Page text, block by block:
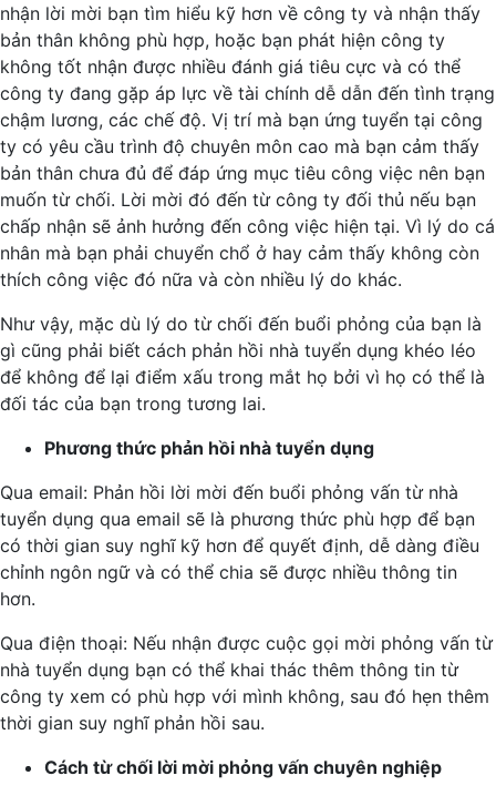
nhận lời mời bạn tìm hiểu kỹ hơn về công ty và nhận thấy
bản thân không phù hợp, hoặc bạn phát hiện công ty
không tốt nhận được nhiều đánh giá tiêu cực và có thể
công ty đang gặp áp lực về tài chính dễ dẫn đến tình trạng
chậm lương, các chế độ. Vị trí mà bạn ứng tuyển tại công
ty có yêu cầu trình độ chuyên môn cao mà bạn cảm thấy
bản thân chưa đủ để đáp ứng mục tiêu công việc nên bạn
muốn từ chối. Lời mời đó đến từ công ty đối thủ nếu bạn
chấp nhận sẽ ảnh hưởng đến công việc hiện tại. Vì lý do cá
nhân mà bạn phải chuyển chổ ở hay cảm thấy không còn
thích công việc đó nữa và còn nhiều lý do khác.
Như vậy, mặc dù lý do từ chối đến buổi phỏng của bạn là
gì cũng phải biết cách phản hồi nhà tuyển dụng khéo léo
để không để lại điểm xấu trong mắt họ bởi vì họ có thể là
đối tác của bạn trong tương lai.
Phương thức phản hồi nhà tuyển dụng
Qua email: Phản hồi lời mời đến buổi phỏng vấn từ nhà
tuyển dụng qua email sẽ là phương thức phù hợp để bạn
có thời gian suy nghĩ kỹ hơn để quyết định, dễ dàng điều
chỉnh ngôn ngữ và có thể chia sẽ được nhiều thông tin
hơn.
Qua điện thoại: Nếu nhận được cuộc gọi mời phỏng vấn từ
nhà tuyển dụng bạn có thể khai thác thêm thông tin từ
công ty xem có phù hợp với mình không, sau đó hẹn thêm
thời gian suy nghĩ phản hồi sau.
Cách từ chối lời mời phỏng vấn chuyên nghiệp